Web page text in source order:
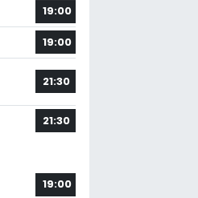
19:00
19:00
21:30
21:30
19:00